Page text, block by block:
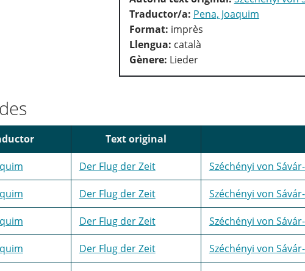
Traductor/a: Pena, Joaquim
Format: imprès
Llengua: català
Gènere: Lieder
Text original
Der Flug der Zeit Széchényi von
Der Flug der Zeit Széchényi von
Der Flug der Zeit Széchényi von
Der Flug der Zeit Széchényi von